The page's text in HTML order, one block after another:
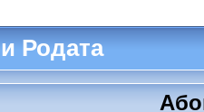
Родата